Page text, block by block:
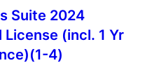
Suite 2024
(incl. 1 Yr
4)